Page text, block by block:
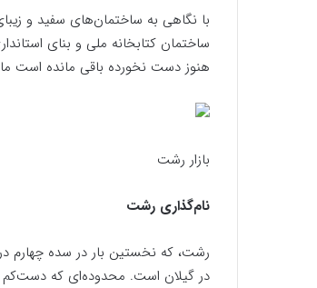
با نگاهی به ساختمان‌های سفید و
ساختمان کتابخانه ملی و بنای
هنوز دست نخورده باقی مانده است
بازار رشت
نام‌گذاری رشت
در گیلان است. محدوده‌ای که دست‌کم